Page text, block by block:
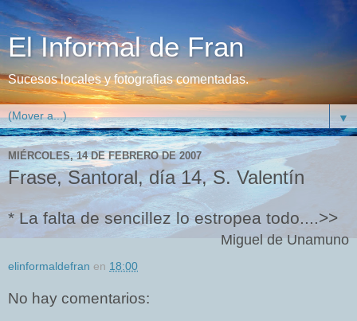
El Informal de Fran
Sucesos locales y fotografias comentadas.
▼
MIÉRCOLES, 14 DE FEBRERO DE 2007
Frase, Santoral, día 14, S. Valentín
* La falta de sencillez lo estropea todo....>>
Miguel de Unamuno
elinformaldefran en 18:00
No hay comentarios: